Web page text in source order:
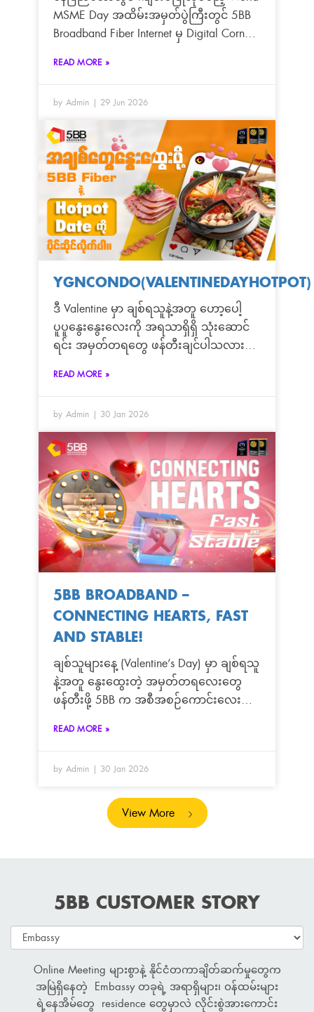
MSME Day အထိမ်းအမှတ်ပွဲကြီးတွင် 5BB
Broadband Fiber Internet မှ Digital Corner
တယ်ရှင်
READ MORE »
by Admin 29 Jun 2026
YGNCONDO(VALENTINEDAYHOTPOT)
ဒီ Valentine မှာ ချစ်ရသူနဲ့အတူ ဟော့ပေါ့
ပူပူနွေးနွေးလေးကို အရသာရှိရှိ သုံးဆောင်
ရင်း အမှတ်တရတွေ ဖန်တီးချင်ပါသလား?
Team မှ လူကြီးမင်းတို့အတွက် အထူးရင်ခုန်
လေး တစ်ခု ယူဆောင်လာပါပြီ! အိမ်မှာ
တည်ငြိမ်မြန်ဆန်တဲ့ Fiber Internet ကိုလည်း
သုံးရမယ်၊ ချစ်သူနဲ့အတူ Hot Pot City မှာ
အလကား စားရမယ့် အခွင့်အရေးကို
လက်လွတ်မခံလိုက်နဲ့နော်။
READ MORE »
by Admin 30 Jan 2026
5BB BROADBAND –
CONNECTING HEARTS, FAST
AND STABLE!
ချစ်သူများနေ့ (Valentine’s Day) မှာ ချစ်ရသူ
နဲ့အတူ နွေးထွေးတဲ့ အမှတ်တရလေးတွေ
ဖန်တီးဖို့ 5BB က အစီအစဉ်ကောင်းလေး
Valentine မှာ အင်တာနက်လိုင်း
နှစ်ယောက်အတူ အေးအေးလူလူ
စကားစမြည်ပြောလို့ရမယ့် Exclusive Tea
Set (၂) စုံ ကို ကံထူးရှင် စုံတွဲ (၂) တွဲအတွက်
Showroom (၆) ခု မှာ Fiber Internet Service
အစီအစဉ်မှာ ပါဝင်ကံစမ်းနိုင်မှာပါ။ 📅
ရက်နေ့ မှ (၈) ရက်နေ့အထိ။ 🎁 လက်ဆောင်:
Couple (၂) တွဲအတွက် Tea Set (၂) စုံ။
READ MORE »
by Admin 30 Jan 2026
View More
5BB CUSTOMER STORY
Embassy တခုအနေနဲ့ Online Meeting များစွာနဲ့
နိုင်ငံတကာချိတ်ဆက်မှုတွေက အမြဲရှိနေတာကြောင့်
online ပေါ်မှာ အမြဲရှိနေဖို့ရယ်၊ နိုင်ငံတကာနဲ့ ဆက်သွယ်ရ